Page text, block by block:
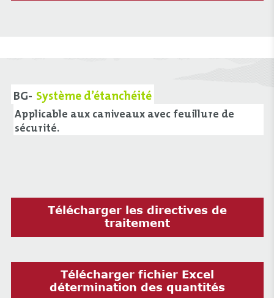
BG- Système d’étanchéité
Applicable aux caniveaux avec feuillure de
sécurité.
Télécharger les directives de
traitement
Télécharger fichier Excel
détermination des quantités